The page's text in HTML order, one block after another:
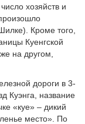
хозяйств и
Кроме того,
Куенгской
на другом,
дороги в 3-
Куэнга, название
«куе» – дикий
место». По